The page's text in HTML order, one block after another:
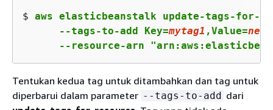
$ aws elasticbeanstalk update-tags-for-
      --tags-to-add Key=
mytag1 ,Value=
--resource-arn
Tentukan kedua tag untuk ditambahkan dan tag untuk
diperbarui dalam parameter --tags-to-add dari